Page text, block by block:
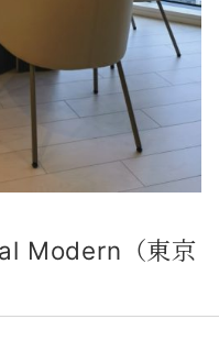
Modern（東京